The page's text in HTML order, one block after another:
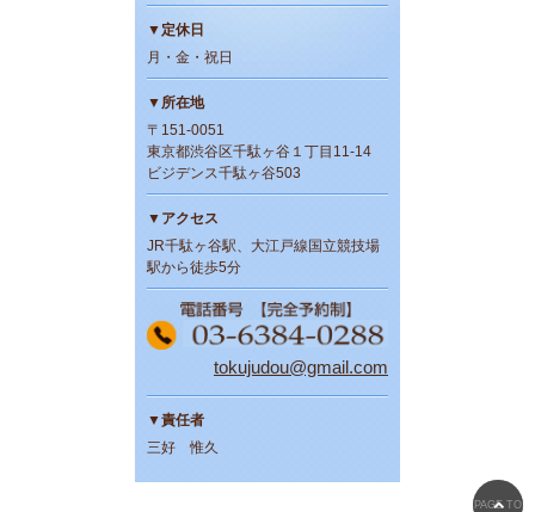
▼定休日
月・金・祝日
▼所在地
〒151-0051
東京都渋谷区千駄ヶ谷１丁目11-14
ビジデンス千駄ヶ谷503
▼アクセス
JR千駄ヶ谷駅、大江戸線国立競技場
駅から徒歩5分
tokujudou@gmail.com
▼責任者
三好 惟久
PAGE TO